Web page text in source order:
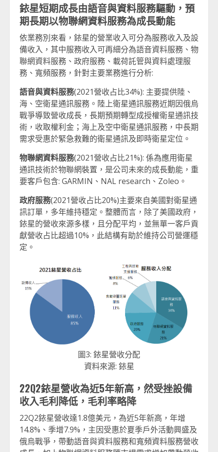
銥星短期成長由語音與資料服務驅動，預
期長期以物聯網資料服務為成長動能
依業務別來看，銥星的營業收入可分為服務收入及設
備收入，其中服務收入可再細分為語音資料服務、物
聯網資料服務、政府服務、載荷託管與資料處理服
務、寬頻服務，針對主要業務進行分析:
語音與資料服務(2021營收占比34%): 主要提供陸、
海、空衛星通訊服務。陸上衛星通訊服務近期因俄烏
戰爭導致營收成長，長期預期轉型成授權衛星通訊技
術，收取權利金；海上及空中衛星通訊服務，中長期
需求受惠於緊急救難的衛星通訊及即時衛星定位。
物聯網資料服務(2021營收占比21%): 係為應用衛星
通訊技術於物聯網裝置，是公司未來的成長動能，重
要客戶包含: GARMIN、NAL research、Zoleo。
政府服務(2021營收占比20%)主要來自美國對衛星通
訊訂單，多年維持穩定。整體而言，除了美國政府，
銥星的營收來源多樣，且分配平均，並無單一客戶貢
獻營收占比超過10%，此結構有助於維持公司營運穩
定。
圖3: 銥星營收分配
資料來源: 銥星
22Q2銥星營收為近5年新高，然受挫設備
收入毛利降低，毛利率略降
22Q2銥星營收達1.8億美元，為近5年新高，年增
14.8%、季增7.9%，主因受惠於夏季戶外活動興盛及
俄烏戰爭，帶動語音與資料服務和寬頻資料服務營收